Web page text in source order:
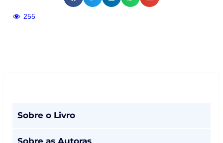
255
Sobre o Livro
Sobre as Autoras